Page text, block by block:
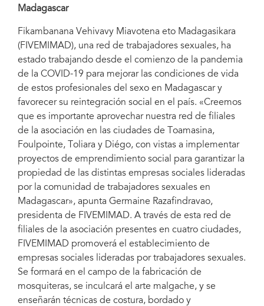
Madagascar
Fikambanana Vehivavy Miavotena eto Madagasikara
(FIVEMIMAD), una red de trabajadores sexuales, ha
estado trabajando desde el comienzo de la pandemia
de la COVID-19 para mejorar las condiciones de vida
de estos profesionales del sexo en Madagascar y
favorecer su reintegración social en el país. «Creemos
que es importante aprovechar nuestra red de filiales
de la asociación en las ciudades de Toamasina,
Foulpointe, Toliara y Diégo, con vistas a implementar
proyectos de emprendimiento social para garantizar la
propiedad de las distintas empresas sociales lideradas
por la comunidad de trabajadores sexuales en
Madagascar», apunta Germaine Razafindravao,
presidenta de FIVEMIMAD. A través de esta red de
filiales de la asociación presentes en cuatro ciudades,
FIVEMIMAD promoverá el establecimiento de
empresas sociales lideradas por trabajadores sexuales.
Se formará en el campo de la fabricación de
mosquiteras, se inculcará el arte malgache, y se
enseñarán técnicas de costura, bordado y